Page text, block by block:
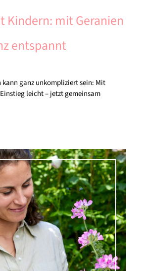
Kindern: mit Geranien
entspannt
ganz unkompliziert sein: Mit
leicht – jetzt gemeinsam